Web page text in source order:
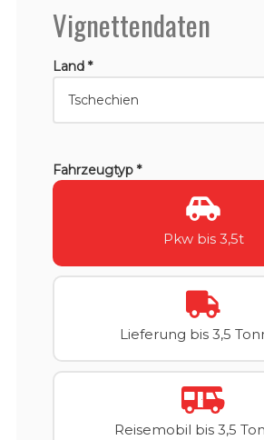
Vignettendaten
Land *
Fahrzeugtyp *
Pkw bis 3,5t
Lieferung bis 3,5
Reisemobil bis 3,5